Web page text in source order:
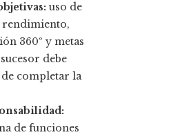
uso de
rendimiento,
360º y metas
debe
completar la
de funciones